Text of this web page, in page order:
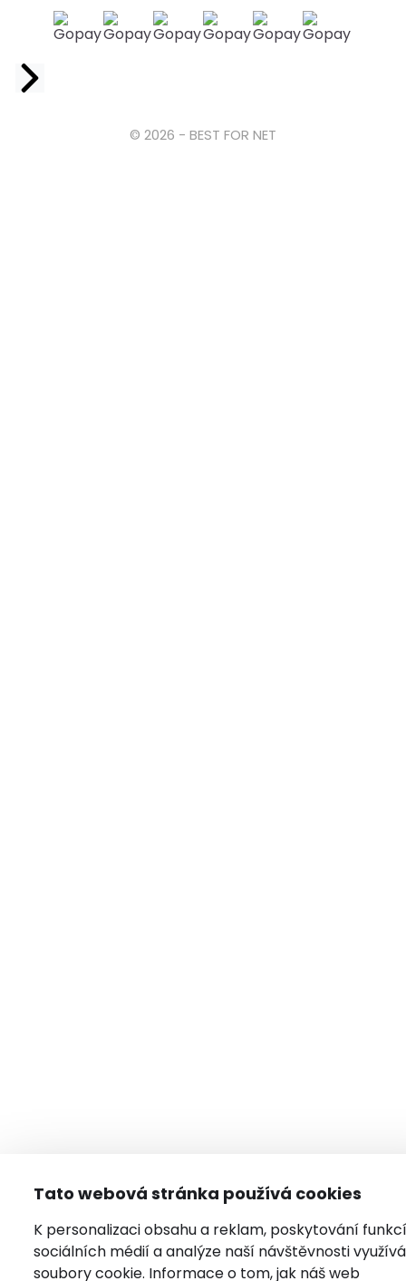
Tato webová stránka používá cookies
K personalizaci obsahu a reklam, poskytování funkcí
sociálních médií a analýze naší návštěvnosti
soubory cookie. Informace o tom, jak náš web
© 2026 - BEST FOR NET